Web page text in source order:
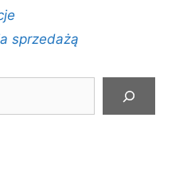
sprzedażą